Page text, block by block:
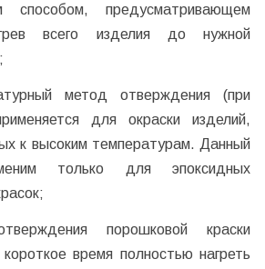
способом, предусматривающем
всего изделия до нужной
метод отверждения (при
для окраски изделий,
к высоким температурам. Данный
только для эпоксидных
порошковой краски
время полностью нагреть